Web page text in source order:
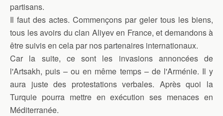
partisans.
Il faut des actes. Commençons par geler tous les biens,
tous les avoirs du clan Aliyev en France, et demandons à
être suivis en cela par nos partenaires internationaux.
Car la suite, ce sont les invasions annoncées de
l'Artsakh, puis – ou en même temps – de l'Arménie. Il y
aura juste des protestations verbales. Après quoi la
Turquie pourra mettre en exécution ses menaces en
Méditerranée.